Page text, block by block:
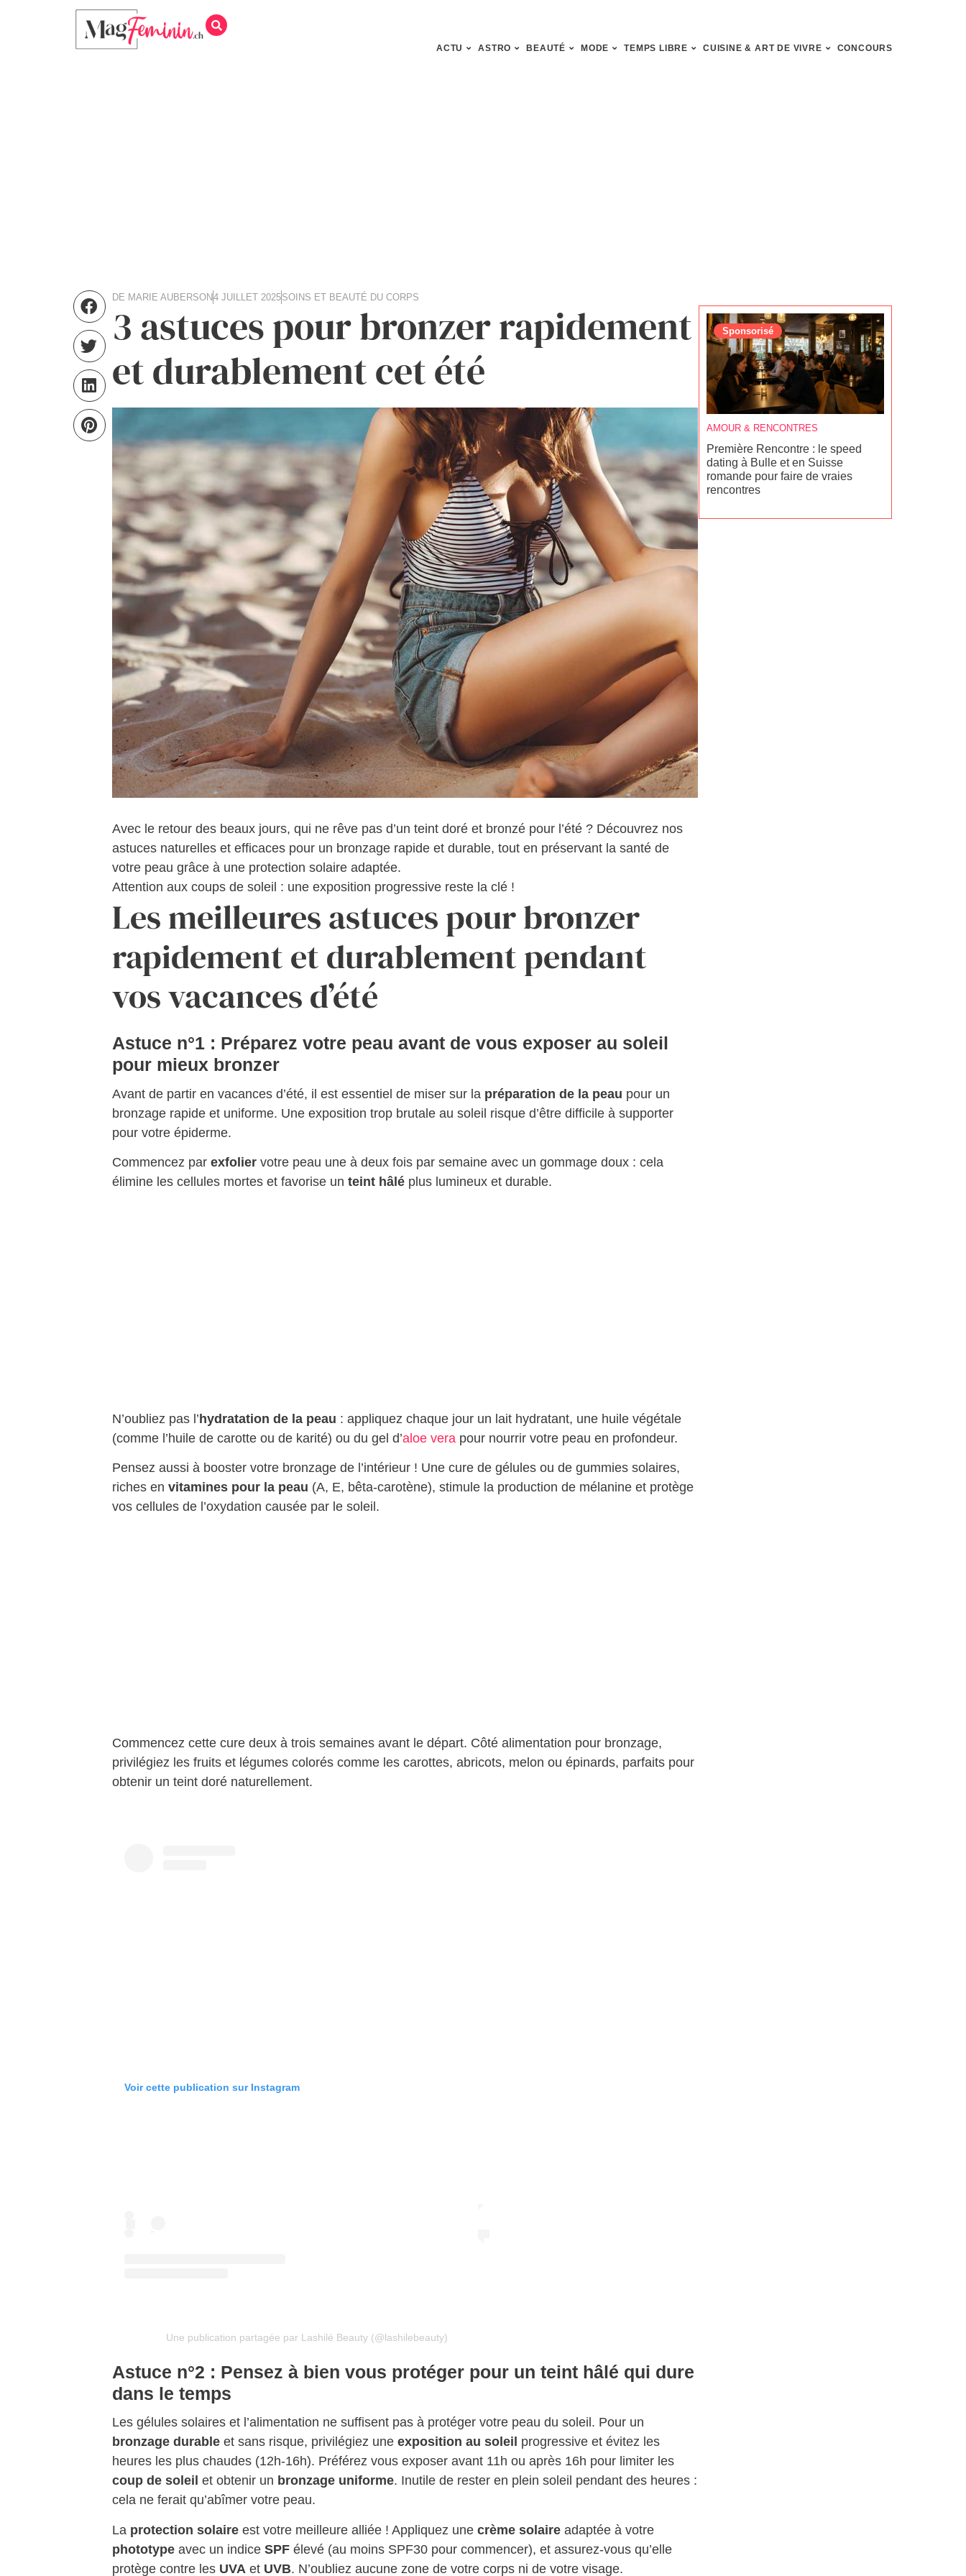
ACTU ASTRO BEAUTÉ MODE TEMPS LIBRE CUISINE & ART DE VIVRE CONCOURS
DE MARIE AUBERSON4 JUILLET 2025SOINS ET BEAUTÉ DU CORPS
3 astuces pour bronzer rapidement
et durablement cet été
Avec le retour des beaux jours, qui ne rêve pas d’un teint doré et bronzé pour l’été ? Découvrez nos
astuces naturelles et efficaces pour un bronzage rapide et durable, tout en préservant la santé de
votre peau grâce à une protection solaire adaptée.
Attention aux coups de soleil : une exposition progressive reste la clé !
Les meilleures astuces pour bronzer
rapidement et durablement pendant
vos vacances d’été
Astuce n°1 : Préparez votre peau avant de vous exposer au soleil
pour mieux bronzer
Avant de partir en vacances d’été, il est essentiel de miser sur la préparation de la peau pour un
bronzage rapide et uniforme. Une exposition trop brutale au soleil risque d’être difficile à supporter
pour votre épiderme.
Commencez parexfolier votre peau une à deux fois par semaine avec un gommage doux : cela
élimine les cellules mortes et favorise unteint hâlé plus lumineux et durable.
N’oubliez pas l’hydratation de la peau : appliquez chaque jour un lait hydratant, une huile végétale
(comme l’huile de carotte ou de karité) ou du gel d’aloe vera pour nourrir votre peau en profondeur.
Pensez aussi à booster votre bronzage de l’intérieur ! Une cure de gélules ou de gummies solaires,
riches envitamines pour la peau (A, E, bêta-carotène), stimule la production de mélanine et protège
vos cellules de l’oxydation causée par le soleil.
Commencez cette cure deux à trois semaines avant le départ. Côté alimentation pour bronzage,
privilégiez les fruits et légumes colorés comme les carottes, abricots, melon ou épinards, parfaits pour
obtenir un teint doré naturellement.
Voir cette publication sur Instagram
Une publication partagée par Lashilé Beauty (@lashilebeauty)
Astuce n°2 : Pensez à bien vous protéger pour un teint hâlé qui dure
dans le temps
Les gélules solaires et l’alimentation ne suffisent pas à protéger votre peau du soleil. Pour un
bronzage durable et sans risque, privilégiez uneexposition au soleil progressive et évitez les
heures les plus chaudes (12h-16h). Préférez vous exposer avant 11h ou après 16h pour limiter les
coup de soleil et obtenir un bronzage uniforme. Inutile de rester en plein soleil pendant des heures :
cela ne ferait qu’abîmer votre peau.
La protection solaire est votre meilleure alliée ! Appliquez unecrème solaire adaptée à votre
phototype avec un indiceSPF élevé (au moins SPF30 pour commencer), et assurez-vous qu’elle
protège contre les UVA et UVB. N’oubliez aucune zone de votre corps ni de votre visage.
Sponsorisé
AMOUR & RENCONTRES
Première Rencontre : le speed
dating à Bulle et en Suisse
romande pour faire de vraies
rencontres